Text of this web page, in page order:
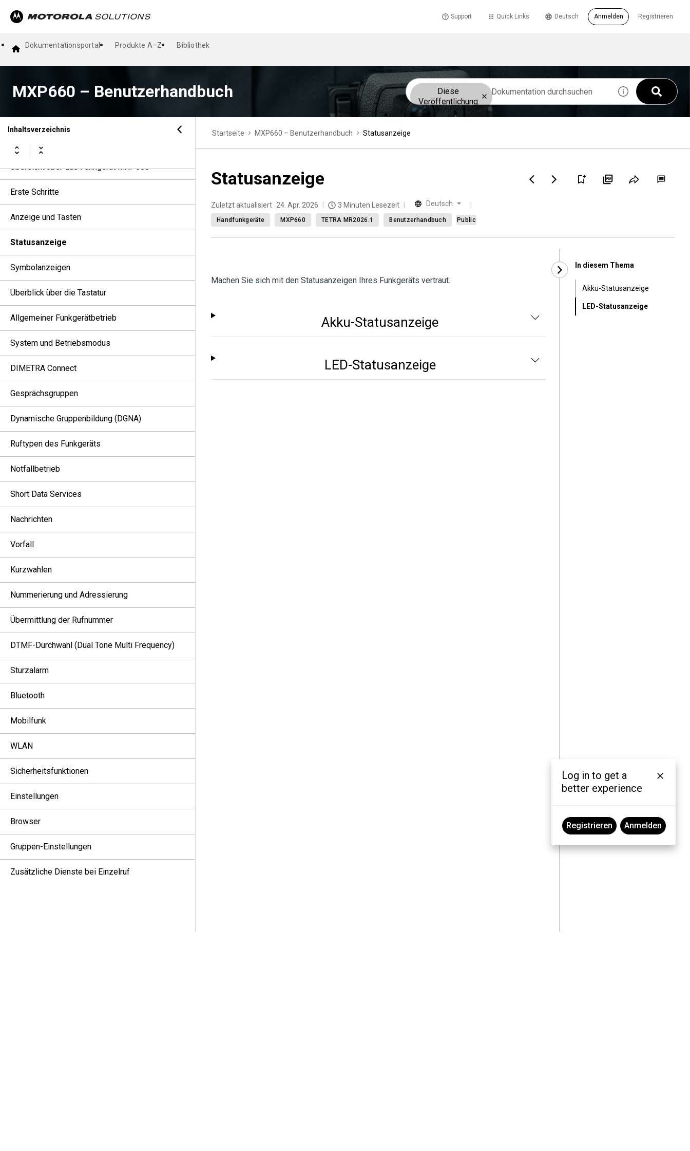
Support Quick Links Registrieren
Deutsch Anmelden
Dokumentationsportal Produkte A–Z Bibliothek
MXP660 – Benutzerhandbuch
Diese
Veröffentlichung
Inhaltsverzeichnis
MXP660 – Benutzerhandbuch
Rechtliche Hinweise und Hinweise zur
Einhaltung von Rechtsvorschriften
Bitte zuerst lesen
Pflege von Funkgerät und Akku
Übersicht über das Funkgerät MXP660
Erste Schritte
Anzeige und Tasten
Statusanzeige
Symbolanzeigen
Überblick über die Tastatur
Allgemeiner Funkgerätbetrieb
System und Betriebsmodus
DIMETRA Connect
Gesprächsgruppen
Dynamische Gruppenbildung (DGNA)
Ruftypen des Funkgeräts
Notfallbetrieb
Short Data Services
Nachrichten
Vorfall
Kurzwahlen
Nummerierung und Adressierung
Übermittlung der Rufnummer
DTMF-Durchwahl (Dual Tone Multi Frequency)
Sturzalarm
Bluetooth
Mobilfunk
WLAN
Sicherheitsfunktionen
Einstellungen
Browser
Gruppen-Einstellungen
Zusätzliche Dienste bei Einzelruf
Startseite MXP660 – Benutzerhandbuch Statusanzeige
Statusanzeige
Zuletzt aktualisiert 24. Apr. 2026 3 Minuten Lesezeit Deutsch
Handfunkgeräte MXP660 TETRA MR2026.1 Benutzerhandbuch Public
Machen Sie sich mit den Statusanzeigen Ihres Funkgeräts vertraut.
Akku-Statusanzeige
LED-Statusanzeige
In diesem Thema
Akku-Statusanzeige
LED-Statusanzeige
Log in to get a
better experience
Registrieren Anmelden